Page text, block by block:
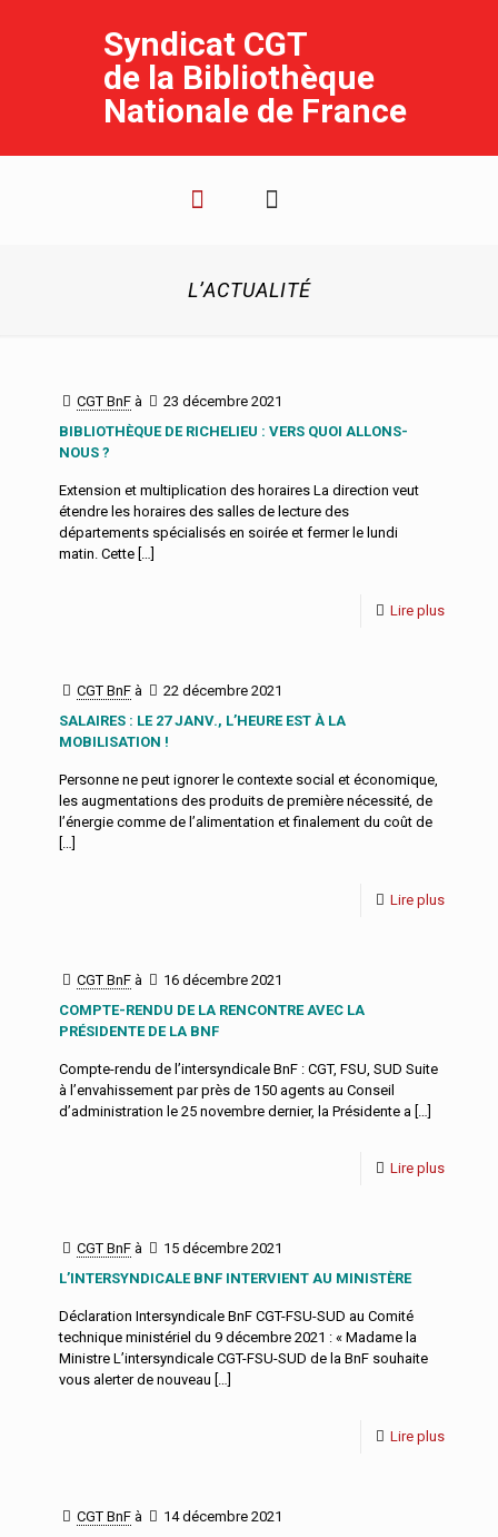
Syndicat CGT
de la Bibliothèque
Nationale de France
L’ACTUALITÉ
CGT BnF à
23 décembre 2021
BIBLIOTHÈQUE DE RICHELIEU : VERS QUOI ALLONS-
NOUS ?
Extension et multiplication des horaires La direction veut
étendre les horaires des salles de lecture des
départements spécialisés en soirée et fermer le lundi
matin. Cette […]
Lire plus
CGT BnF à
22 décembre 2021
SALAIRES : LE 27 JANV., L’HEURE EST À LA
MOBILISATION !
Personne ne peut ignorer le contexte social et économique,
les augmentations des produits de première nécessité, de
l’énergie comme de l’alimentation et finalement du coût de
[…]
Lire plus
CGT BnF à
16 décembre 2021
COMPTE-RENDU DE LA RENCONTRE AVEC LA
PRÉSIDENTE DE LA BNF
Compte-rendu de l’intersyndicale BnF : CGT, FSU, SUD Suite
à l’envahissement par près de 150 agents au Conseil
d’administration le 25 novembre dernier, la Présidente a […]
Lire plus
CGT BnF à
15 décembre 2021
L’INTERSYNDICALE BNF INTERVIENT AU MINISTÈRE
Déclaration Intersyndicale BnF CGT-FSU-SUD au Comité
technique ministériel du 9 décembre 2021 : « Madame la
Ministre L’intersyndicale CGT-FSU-SUD de la BnF souhaite
vous alerter de nouveau […]
Lire plus
CGT BnF à
14 décembre 2021